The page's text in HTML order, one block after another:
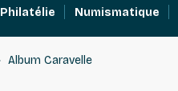
Philatélie Numismatique
Album Caravelle